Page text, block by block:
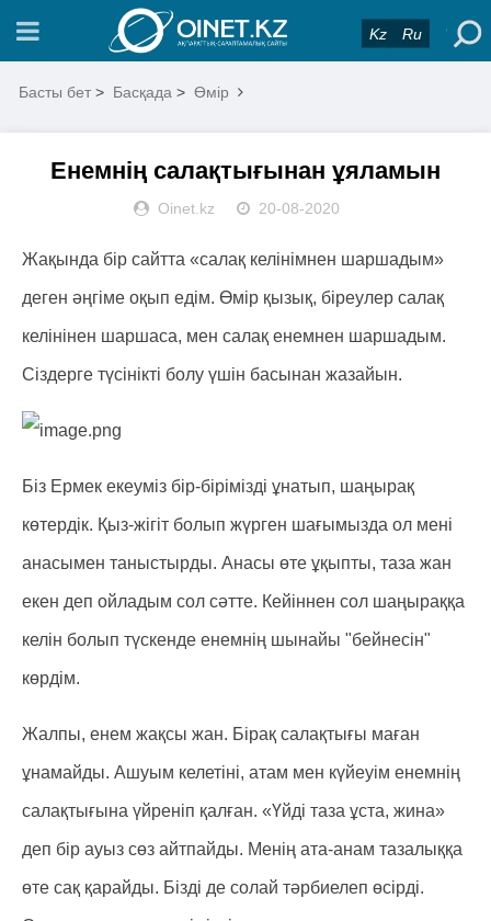
Kz Ru
Басты бет > Басқада > Өмір
Енемнің салақтығынан ұяламын
Oinet.kz 20-08-2020
Жақында бір сайтта «салақ келінімнен шаршадым»
деген әңгіме оқып едім. Өмір қызық, біреулер салақ
келінінен шаршаса, мен салақ енемнен шаршадым.
Сіздерге түсінікті болу үшін басынан жазайын.
Біз Ермек екеуміз бір-бірімізді ұнатып, шаңырақ
көтердік. Қыз-жігіт болып жүрген шағымызда ол мені
анасымен таныстырды. Анасы өте ұқыпты, таза жан
екен деп ойладым сол сәтте. Кейіннен сол шаңыраққа
келін болып түскенде енемнің шынайы "бейнесін"
көрдім.
Жалпы, енем жақсы жан. Бірақ салақтығы маған
ұнамайды. Ашуым келетіні, атам мен күйеуім енемнің
салақтығына үйреніп қалған. «Үйді таза ұста, жина»
деп бір ауыз сөз айтпайды. Менің ата-анам тазалыққа
өте сақ қарайды. Бізді де солай тәрбиелеп өсірді.